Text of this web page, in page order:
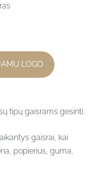
LOGO
tipų gaisrams gesinti:
gaisrai, kai
popierius, guma,